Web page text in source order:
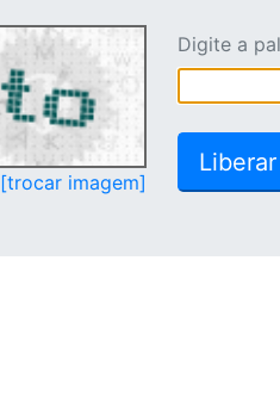
[trocar imagem]
Digite a